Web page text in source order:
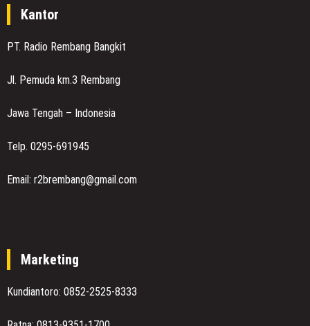
Kantor
PT. Radio Rembang Bangkit
Jl. Pemuda km.3 Rembang
Jawa Tengah – Indonesia
Telp. 0295-691945
Email: r2brembang@gmail.com
Marketing
Kundiantoro: 0852-2525-8333